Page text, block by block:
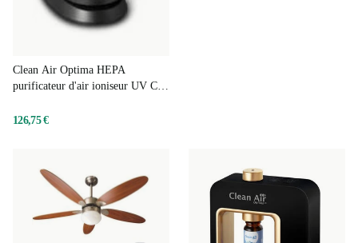
Clean Air Optima HEPA
purificateur d'air ioniseur UV CA-
126,75 €